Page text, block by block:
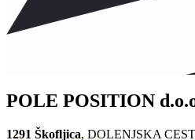
POLE POSITION
1291 Škofljica, DOLENJSKA